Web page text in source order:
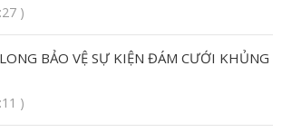
)
BẢO VỆ SỰ KIỆN ĐÁM CƯỚI KHỦNG
)